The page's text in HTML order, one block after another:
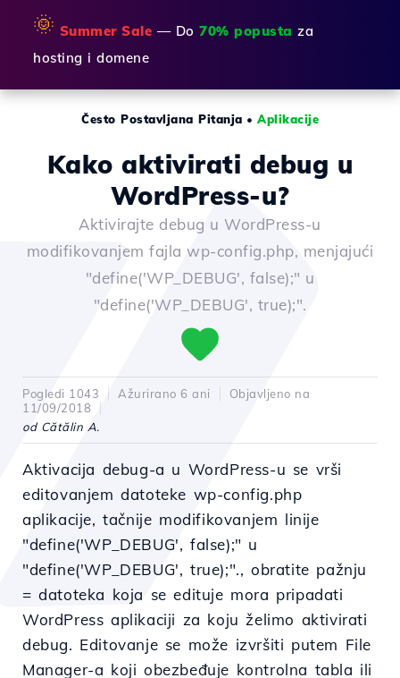
🌞 Summer Sale — Do 70% popusta za
hosting i domene
Često Postavljana Pitanja • Aplikacije
Kako aktivirati debug u
WordPress-u?
Aktivirajte debug u WordPress-u
modifikovanjem fajla wp-config.php, menjajući
"define('WP_DEBUG', false);" u
"define('WP_DEBUG', true);".
Pogledi 1043 Ažurirano 6 ani
Objavljeno na
11/09/2018
od Cătălin A.
Aktivacija debug-a u WordPress-u se vrši
editovanjem datoteke wp-config.php
aplikacije, tačnije modifikovanjem linije
"define('WP_DEBUG', false);" u
"define('WP_DEBUG', true);"., obratite pažnju
= datoteka koja se edituje mora pripadati
WordPress aplikaciji za koju želimo aktivirati
debug. Editovanje se može izvršiti putem File
Manager-a koji obezbeđuje kontrolna tabla ili